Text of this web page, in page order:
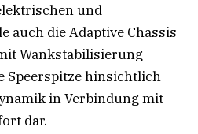
und
auch die Adaptive Chassis
Wankstabilisierung
Speerspitze hinsichtlich
in Verbindung mit
dar.